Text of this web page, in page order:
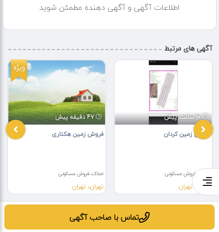
تماس با صاحب آگهی
اطلاعات آگهی و آگهی دهنده مطمئن شوید
آگهی های مرتبط
ویژه
47 دقیقه پیش
فروش زمین هکتاری
املاک، فروش مسکونی
تهران، تهران
10 ساعت پیش
فروش زمین کردان
املاک، فروش مسکونی
تهران، تهران